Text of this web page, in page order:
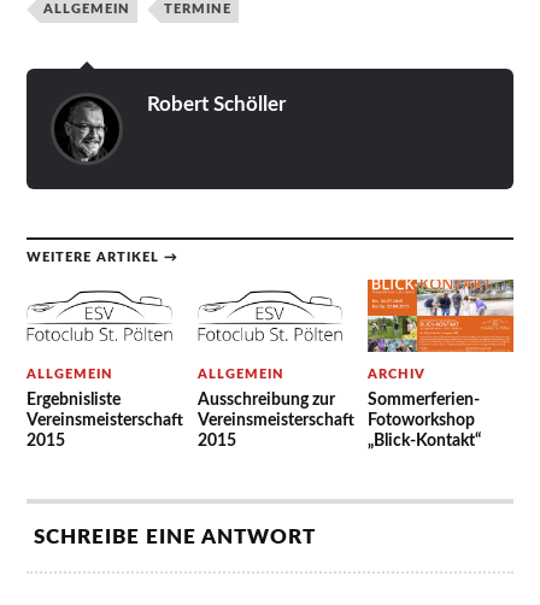
ALLGEMEIN TERMINE
Robert Schöller
WEITERE ARTIKEL →
ALLGEMEIN
Ergebnisliste
Vereinsmeisterschaft
2015
ALLGEMEIN
Ausschreibung zur
Vereinsmeisterschaft
2015
ARCHIV
Sommerferien-
Fotoworkshop
„Blick-Kontakt“
SCHREIBE EINE ANTWORT